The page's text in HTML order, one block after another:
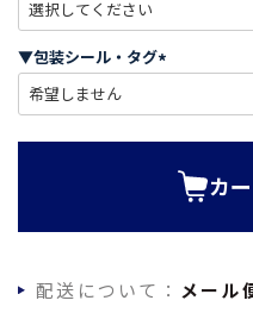
必
須
)
▼包装シール・タグ
必
カ
配送について： メール